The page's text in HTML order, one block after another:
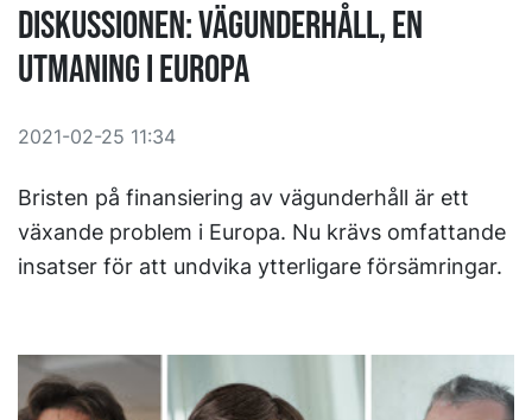
Diskussionen: Vägunderhåll, en
utmaning i Europa
2021-02-25 11:34
Bristen på finansiering av vägunderhåll är ett
växande problem i Europa. Nu krävs omfattande
insatser för att undvika ytterligare försämringar.